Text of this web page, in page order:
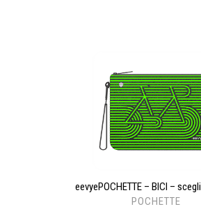
eevyePOCHETTE – BICI –
POCHETTE